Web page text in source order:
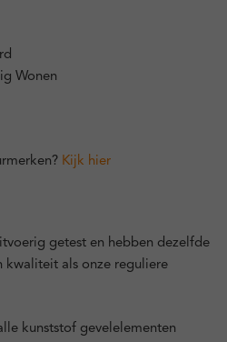
Wonen
Kijk hier
getest en hebben dezelfde
kwaliteit als onze reguliere
kunststof gevelelementen